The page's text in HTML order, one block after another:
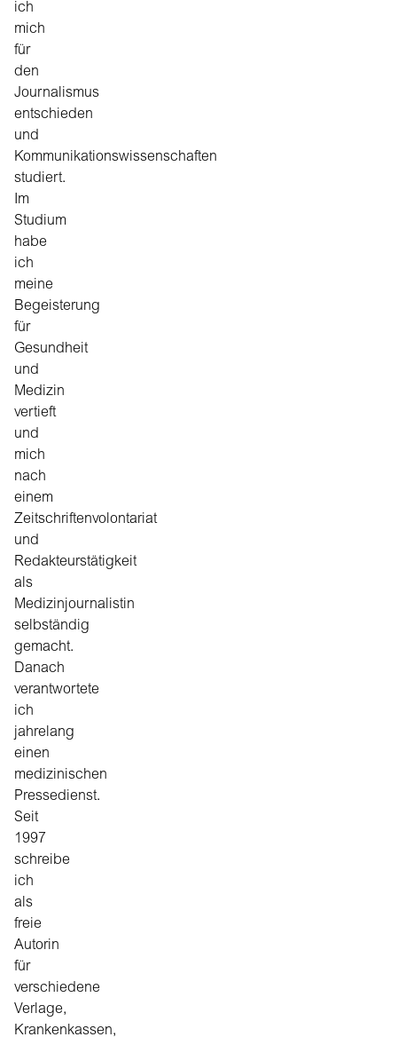
ich
mich
für
den
Journalismus
entschieden
und
Kommunikationswissenschaften
studiert.
Im
Studium
habe
ich
meine
Begeisterung
für
Gesundheit
und
Medizin
vertieft
und
mich
nach
einem
Zeitschriftenvolontariat
und
Redakteurstätigkeit
als
Medizinjournalistin
selbständig
gemacht.
Danach
verantwortete
ich
jahrelang
einen
medizinischen
Pressedienst.
Seit
1997
schreibe
ich
als
freie
Autorin
für
verschiedene
Verlage,
Krankenkassen,